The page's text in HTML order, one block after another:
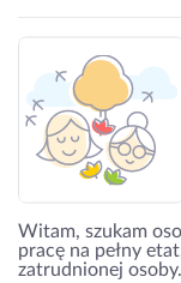
Witam, szukam
pracę na pełny
zatrudnionej